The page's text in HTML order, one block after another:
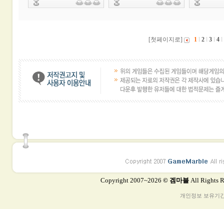
[첫페이지로] 1 2 3 4
Copyright 2007~2026 © 겜마블 All Rights
개인정보 보유기